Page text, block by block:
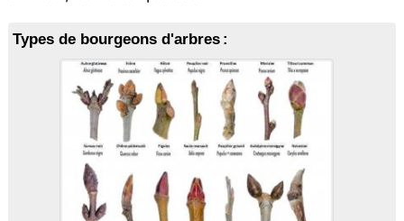
Types de bourgeons d'arbres :